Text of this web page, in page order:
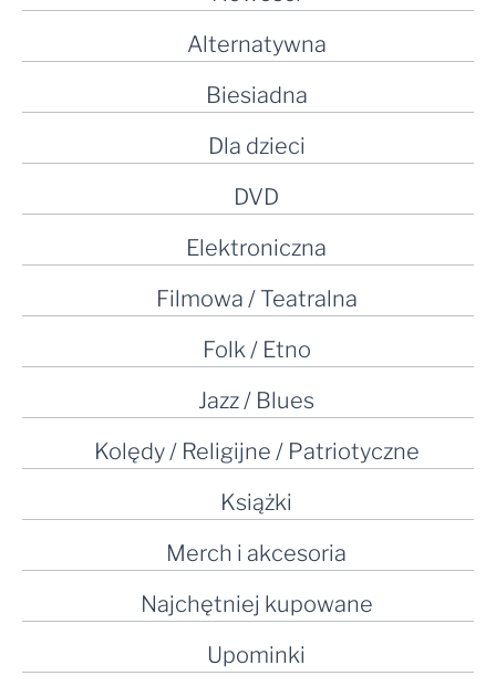
Alternatywna
Biesiadna
Dla dzieci
DVD
Elektroniczna
Filmowa / Teatralna
Folk / Etno
Jazz / Blues
Kolędy / Religijne / Patriotyczne
Książki
Merch i akcesoria
Najchętniej kupowane
Upominki